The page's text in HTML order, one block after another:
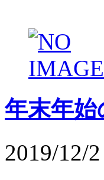
年末年
2019/12/2